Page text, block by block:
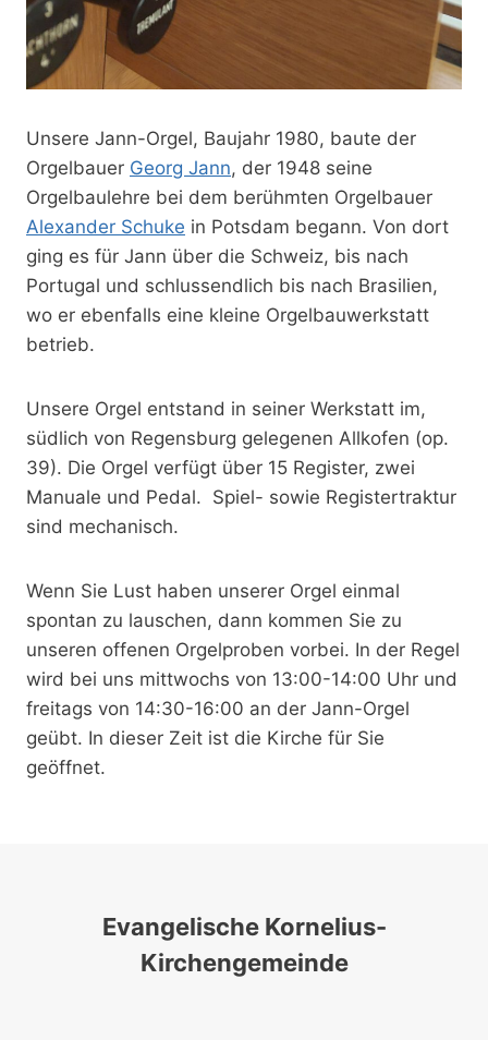
Unsere Jann-Orgel, Baujahr 1980, baute der
Orgelbauer Georg Jann, der 1948 seine
Orgelbaulehre bei dem berühmten Orgelbauer
Alexander Schuke in Potsdam begann. Von dort
ging es für Jann über die Schweiz, bis nach
Portugal und schlussendlich bis nach Brasilien,
wo er ebenfalls eine kleine Orgelbauwerkstatt
betrieb.
Unsere Orgel entstand in seiner Werkstatt im,
südlich von Regensburg gelegenen Allkofen (op.
39). Die Orgel verfügt über 15 Register, zwei
Manuale und Pedal. Spiel- sowie Registertraktur
sind mechanisch.
Wenn Sie Lust haben unserer Orgel einmal
spontan zu lauschen, dann kommen Sie zu
unseren offenen Orgelproben vorbei. In der Regel
wird bei uns mittwochs von 13:00-14:00 Uhr und
freitags von 14:30-16:00 an der Jann-Orgel
geübt. In dieser Zeit ist die Kirche für Sie
geöffnet.
Evangelische Kornelius-
Kirchengemeinde